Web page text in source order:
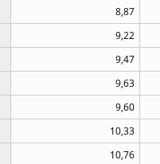
8,87
9,22
9,47
9,63
9,60
10,33
10,76